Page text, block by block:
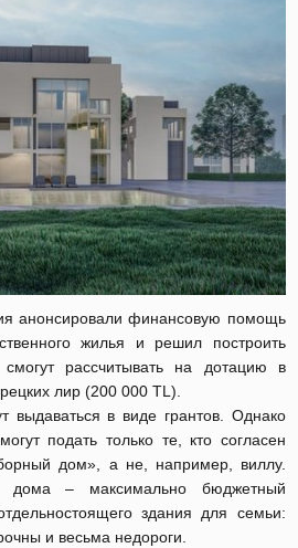
анонсировали финансовую помощь
жилья и решил построить
рассчитывать на дотацию в
лир (200 000 TL).
выдаваться в виде грантов. Однако
подать только те, кто согласен
дом», а не, например, виллу.
дома – максимально бюджетный
здания для семьи:
и весьма недороги.